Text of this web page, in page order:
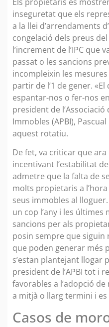
inseguretat que els
a la llei d’arrendaments
congelació dels preus
l’increment de l’IPC que
passat o les sancions
incompleixin les
partir de l’1 de gener. «El
espantar-nos o fer-nos
president de
Immobles (APBI),
aquest rotatiu.
De fet, va criticar que ara
incentivant l’estabilitat
admetre que la falta de
molts propietaris a
seus immobles al
un cop l’any i les últimes
sancions per als
posin sempre que siguin
que poden generar més
s’estan plantejant llogar
president de l’APBI tot i
favorables a l’adopció
a mitjà o llarg termini i es
Casos de